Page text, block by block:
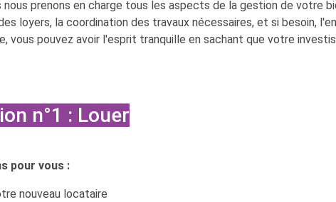
nous prenons en charge tous les aspects de la gestion de votre
loyers, la coordination des travaux nécessaires, et si besoin,
vous pouvez avoir l'esprit tranquille en sachant que votre
n°1 : Louer
pour vous :
nouveau locataire